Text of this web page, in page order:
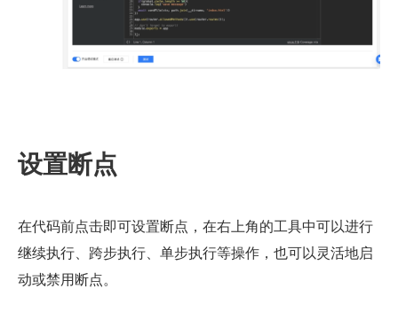
设置断点
在代码前点击即可设置断点，在右上角的工具中可以进行
继续执行、跨步执行、单步执行等操作，也可以灵活地启
动或禁用断点。